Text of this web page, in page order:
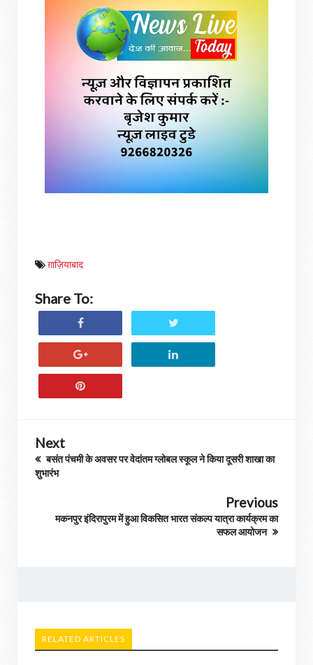
ग़ाज़ियाबाद
Share To:
Next
बसंत पंचमी के अवसर पर वेदांतम ग्लोबल स्कूल ने किया दूसरी शाखा का
शुभारंभ
Previous
मकनपुर इंदिरापुरम में हुआ विकसित भारत संकल्प यात्रा कार्यक्रम का
सफल आयोजन
RELATED ARTICLES